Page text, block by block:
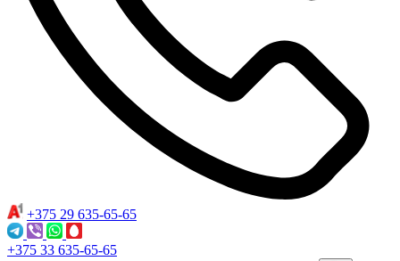
+375 29 635-65-65
+375 33 635-65-65